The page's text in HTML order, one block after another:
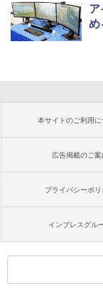
ア
め
本サイトのご利用に
広告掲載のご案
プライバシーポリ
インプレスグル